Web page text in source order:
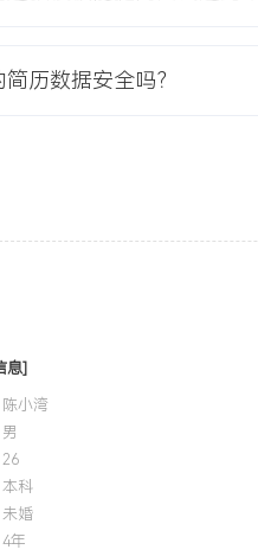
Web的在线考试系统课程设计
价
景：拥有超过X年软件测试经验
测试策略制定到落地执行的全流
风险控制，能主导制定测试方案
目的测试周期平均优化XXX%。
能）经验，通过引入自动化与改
简历数据安全吗？
息]
陈小湾
男
26
本科
未婚
4年